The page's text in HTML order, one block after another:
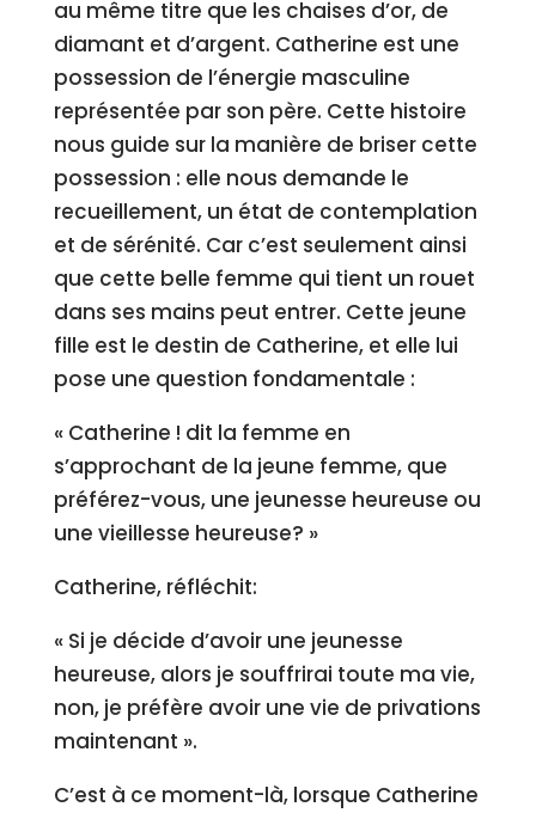
au même titre que les chaises d’or, de
diamant et d’argent. Catherine est une
possession de l’énergie masculine
représentée par son père. Cette histoire
nous guide sur la manière de briser cette
possession : elle nous demande le
recueillement, un état de contemplation
et de sérénité. Car c’est seulement ainsi
que cette belle femme qui tient un rouet
dans ses mains peut entrer. Cette jeune
fille est le destin de Catherine, et elle lui
pose une question fondamentale :
« Catherine ! dit la femme en
s’approchant de la jeune femme, que
préférez-vous, une jeunesse heureuse ou
une vieillesse heureuse? »
Catherine, réfléchit:
« Si je décide d’avoir une jeunesse
heureuse, alors je souffrirai toute ma vie,
non, je préfère avoir une vie de privations
maintenant ».
C’est à ce moment-là, lorsque Catherine